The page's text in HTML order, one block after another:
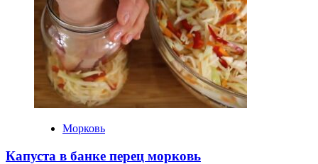
Морковь
Капуста в банке перец морковь